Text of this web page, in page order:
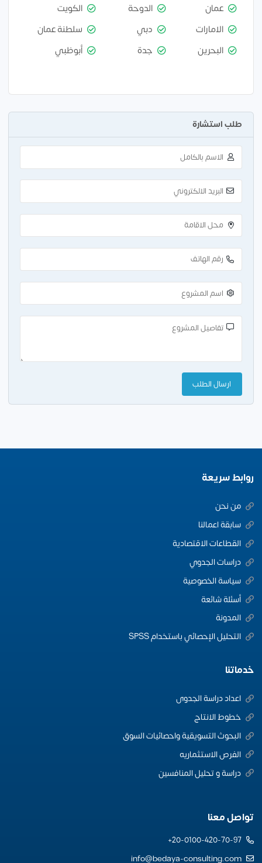
عمان
الدوحة
الكويت
الامارات
دبي
سلطنة عمان
البحرين
جدة أبوظبي
طلب استشارة
روابط سريعة
من نحن
سابقة اعمالنا
القطاعات الاقتصادية
دراسات الجدوي
سياسة الخصوصية
أسئلة شائعة
المدونة
التحليل الإحصائي باستخدام SPSS
خدماتنا
اعداد دراسة الجدوى
خطوط الانتاج
البحوث التسويقية واحصائيات السوق
الفرص الاستثماريه
دراسة و تحليل المنافسين
تواصل معنا
20-0100-420-70-97+
info@bedaya-consulting.com